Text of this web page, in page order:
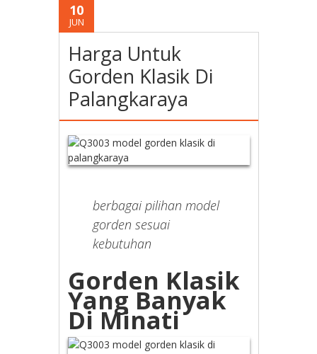
10
JUN
Harga Untuk
Gorden Klasik Di
Palangkaraya
berbagai pilihan model
gorden sesuai
kebutuhan
Gorden Klasik
Yang Banyak
Di Minati